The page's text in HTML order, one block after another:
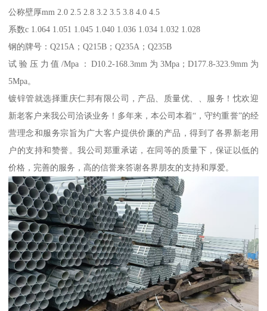
公称壁厚mm 2.0 2.5 2.8 3.2 3.5 3.8 4.0 4.5
系数c 1.064 1.051 1.045 1.040 1.036 1.034 1.032 1.028
钢的牌号：Q215A；Q215B；Q235A；Q235B
试验压力值/Mpa：D10.2-168.3mm为3Mpa；D177.8-323.9mm为
5Mpa。
镀锌管就选择重庆仁邦有限公司，产品、质量优、、服务！忱欢迎
新老客户来我公司洽谈业务！多年来，本公司本着“，守约重誉”的经
营理念和服务宗旨为广大客户提供价廉的产品，得到了各界新老用
户的支持和赞誉。我公司郑重承诺，在同等的质量下，保证以低的
价格，完善的服务，高的信誉来答谢各界朋友的支持和厚爱。